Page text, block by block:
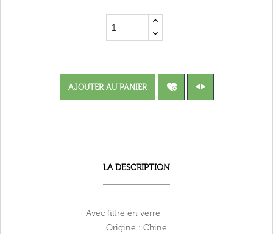
AJOUTER AU PANIER
LA DESCRIPTION
Avec filtre en verre
Origine : Chine